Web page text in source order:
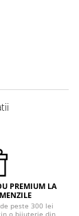
PREMIUM LA
peste 300 lei
o bijuterie din